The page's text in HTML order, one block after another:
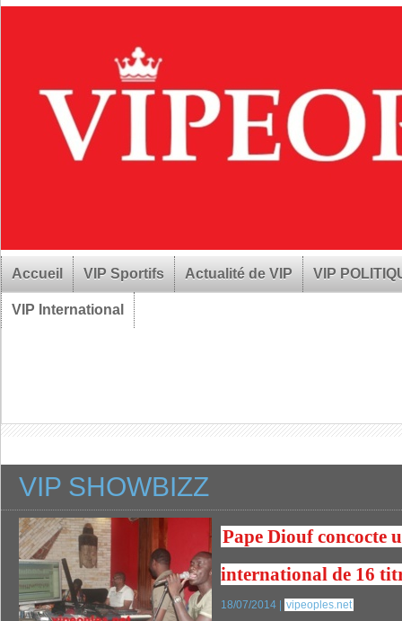
Accueil VIP Sportifs Actualité de VIP VIP
VIP International
VIP SHOWBIZZ
Pape Diouf concocte
international de 16
18/07/2014 | vipeoples.net